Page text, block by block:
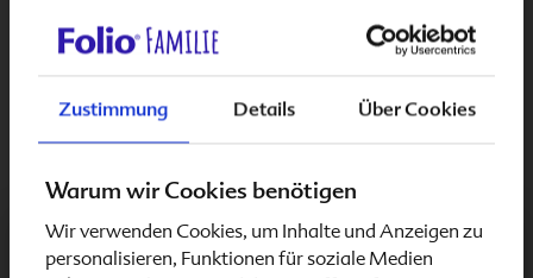
Zustimmung Details Über Cookies
Warum wir Cookies benötigen
Wir verwenden Cookies, um Inhalte und Anzeigen zu
personalisieren, Funktionen für soziale Medien
Die Symptome im dritten
Trimester der Schwangerschaft
Nun heißt es bald zur Ruhe kommen: 42 Tage vor
Schwangerschaft & Stillzeit